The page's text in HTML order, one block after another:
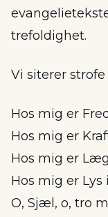
trefoldighet.
Vi siterer strofe
Hos mig er
Hos mig er
Hos mig er
Hos mig er Lys
O, Sjæl, o, tro